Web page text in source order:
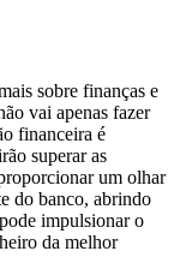
sobre finanças e
vai apenas fazer
financeira é
superar as
um olhar
do banco, abrindo
impulsionar o
da melhor